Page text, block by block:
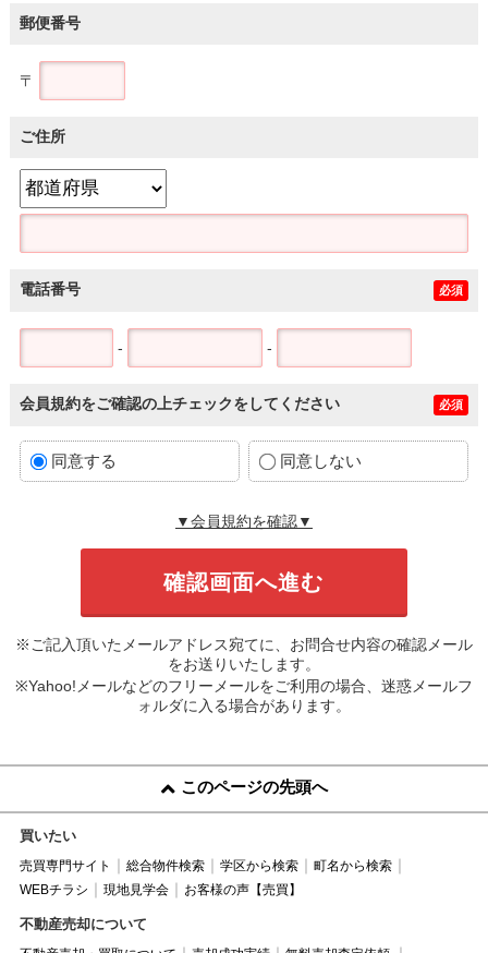
郵便番号
〒
ご住所
電話番号 必須
- -
会員規約をご確認の上チェックをしてください 必須
同意する 同意しない
▼会員規約を確認▼
※ご記入頂いたメールアドレス宛てに、お問合せ内容の確認メール
をお送りいたします。
※Yahoo!メールなどのフリーメールをご利用の場合、迷惑メールフ
ォルダに入る場合があります。
このページの先頭へ
買いたい
売買専門サイト 総合物件検索 学区から検索
町名から検索
WEBチラシ
現地見学会 お客様の声【売買】
不動産売却について